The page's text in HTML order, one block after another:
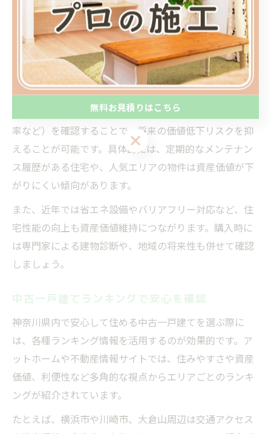
安心な中古住宅の資産価値維持ポイント
中古戸建てを安心して購入するには、資産価値の維持が
大きなポイントとなります。特に、耐震性や建物の管理
状態、周辺の生活環境などが重要な判断材料となりま
す。
築年数やリフォーム歴、法的な制限（用途地域や建ぺい
率など）を確認することで、将来の価値低下リスクを抑
えることが可能です。具体的には、定期的なメンテナン
ス履歴がある住宅や、人気エリアの物件は資産価値が下
がりにくい傾向があります。
また、近年では省エネ設備やバリアフリー対応など、住
宅性能の向上も資産価値維持につながります。購入時に
は専門家による建物診断や、地域の将来性も併せて確認
しましょう。
中古一戸建てランキングで安心を確認
神奈川県内で安心して住める中古一戸建てを選ぶ際に
は、各種ランキング情報を活用するのが効果的です。ア
ットホームや不動産情報サイトでは、住みやすさや資産
価値、利便性など多角的な視点からエリアごとのランキ
ングが紹介されています。
たとえば、横浜市や川崎市、大倉山周辺は交通アクセス
無料お見積りはこちら
無料お見積りはこちら